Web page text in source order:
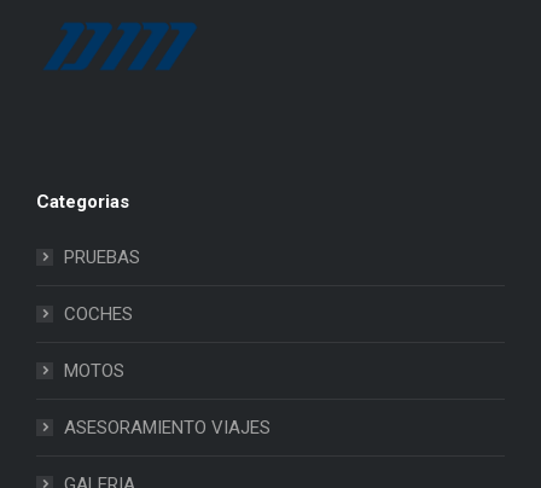
Categorias
PRUEBAS
COCHES
MOTOS
ASESORAMIENTO VIAJES